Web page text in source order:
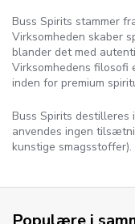
Buss Spirits stammer
Virksomheden skaber
blander det med
Virksomhedens
inden for premium
Buss Spirits destilleres
anvendes ingen
kunstige smagsstoffer).